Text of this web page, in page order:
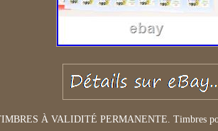
À VALIDITÉ PERMANENTE. Timbres